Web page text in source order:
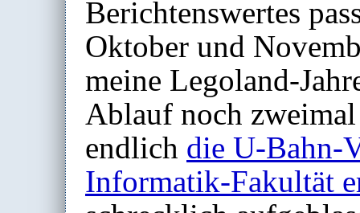
Berichtenswertes
Oktober und
meine Legoland-
Ablauf noch
endlich die U-Bahn-
Informatik-Fakultät